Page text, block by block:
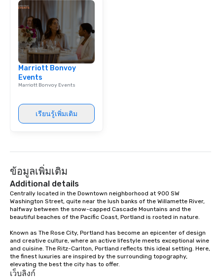
in that "golden hour"
engaged and
the night. ► Pop Nouveau has
decades of
ready to provide you
soundtrack to
of your special day!
Marriott Bonvoy
Events
Marriott Bonvoy Events
เรียนรู้เพิ่มเติม
ข้อมูลเพิ่มเติม
Additional details
Centrally located in the Downtown neighborhood at 900 SW
Washington Street, quite near the lush banks of the Willamette River,
halfway between the snow-capped Cascade Mountains and the
beautiful beaches of the Pacific Coast, Portland is rooted in nature.
Known as The Rose City, Portland has become an epicenter of design
and creative culture, where an active lifestyle meets exceptional wine
and cuisine. The Ritz-Carlton, Portland reflects this ideal setting. Here,
the finest luxuries are inspired by the surrounding topography,
elevating the best the city has to offer.
เว็บลิงก์